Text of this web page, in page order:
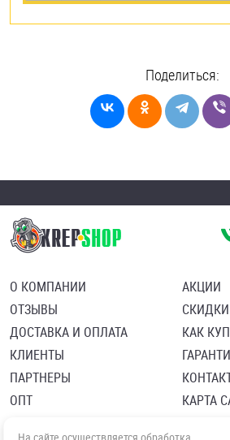
Поделиться:
О КОМПАНИИ
ОТЗЫВЫ
ДОСТАВКА И ОПЛАТА
КЛИЕНТЫ
ПАРТНЕРЫ
ОПТ
АКЦИИ
СКИДКИ
КАК
КАРТА
Политика в отношении обработки